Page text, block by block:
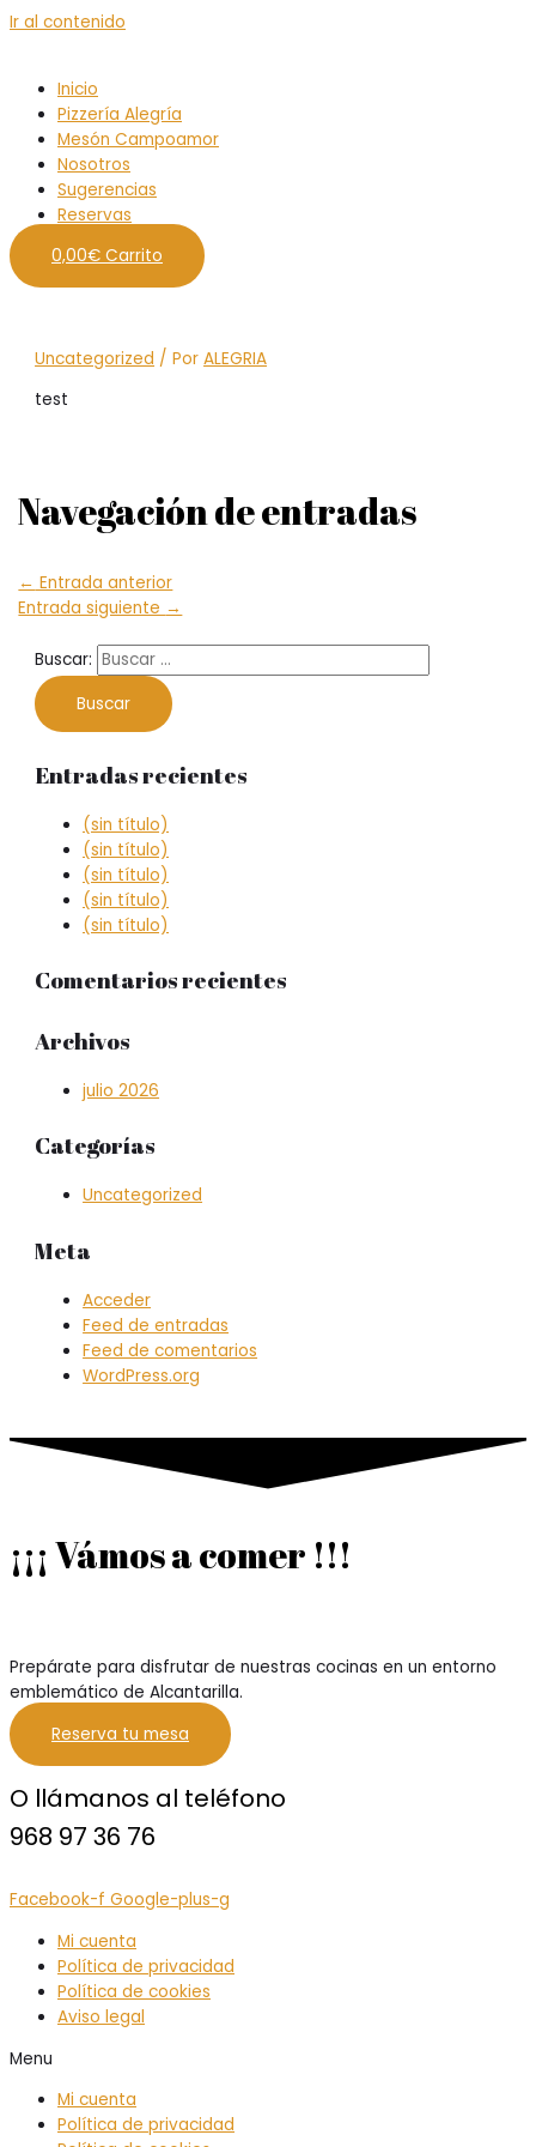
Ir al contenido
Inicio
Pizzería Alegría
Mesón Campoamor
Nosotros
Sugerencias
Reservas
0,00€ Carrito
Uncategorized / PorALEGRIA
test
Navegación de entradas
← Entrada anterior
Entrada siguiente →
Buscar:
Entradas recientes
(sin título)
(sin título)
(sin título)
(sin título)
(sin título)
Comentarios recientes
Archivos
julio 2026
Categorías
Uncategorized
Meta
Acceder
Feed de entradas
Feed de comentarios
WordPress.org
¡¡¡ Vámos a comer !!!
Prepárate para disfrutar de nuestras cocinas en un entorno
emblemático de Alcantarilla.
Reserva tu mesa
O llámanos al teléfono
968 97 36 76
Facebook-f Google-plus-g
Mi cuenta
Política de privacidad
Política de cookies
Aviso legal
Menu
Mi cuenta
Política de privacidad